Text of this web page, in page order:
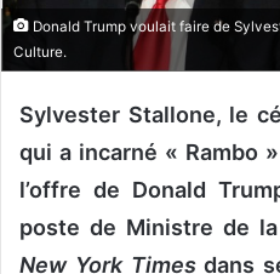
r
i
e
l
Donald Trump voulait faire de
Culture.
Sylvester Stallone, le
qui a incarné « Rambo
l’offre de Donald
poste de Ministre de
New York Timesdans